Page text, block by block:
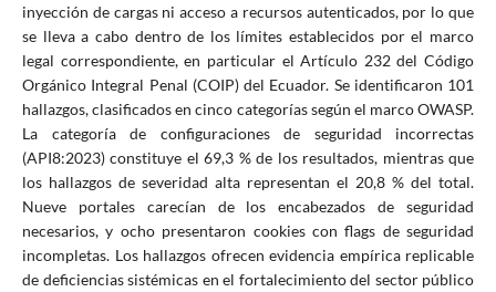
inyección de cargas ni acceso a recursos autenticados, por lo que
se lleva a cabo dentro de los límites establecidos por el marco
legal correspondiente, en particular el Artículo 232 del Código
Orgánico Integral Penal (COIP) del Ecuador. Se identificaron 101
hallazgos, clasificados en cinco categorías según el marco OWASP.
La categoría de configuraciones de seguridad incorrectas
(API8:2023) constituye el 69,3 % de los resultados, mientras que
los hallazgos de severidad alta representan el 20,8 % del total.
Nueve portales carecían de los encabezados de seguridad
necesarios, y ocho presentaron cookies con flags de seguridad
incompletas. Los hallazgos ofrecen evidencia empírica replicable
de deficiencias sistémicas en el fortalecimiento del sector público